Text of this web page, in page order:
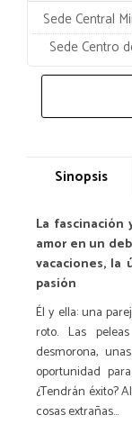
Sede Central
Sede Centro
Sinopsis
La fascinación
amor en un
vacaciones, la
pasión
Él y ella: una
roto. Las
desmorona,
oportunidad
¿Tendrán éxito?
cosas extrañas...